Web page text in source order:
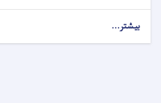
بیشتر...